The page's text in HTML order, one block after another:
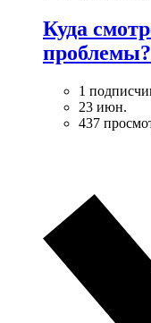
Куда
проблемы?
1
23 июн.
437